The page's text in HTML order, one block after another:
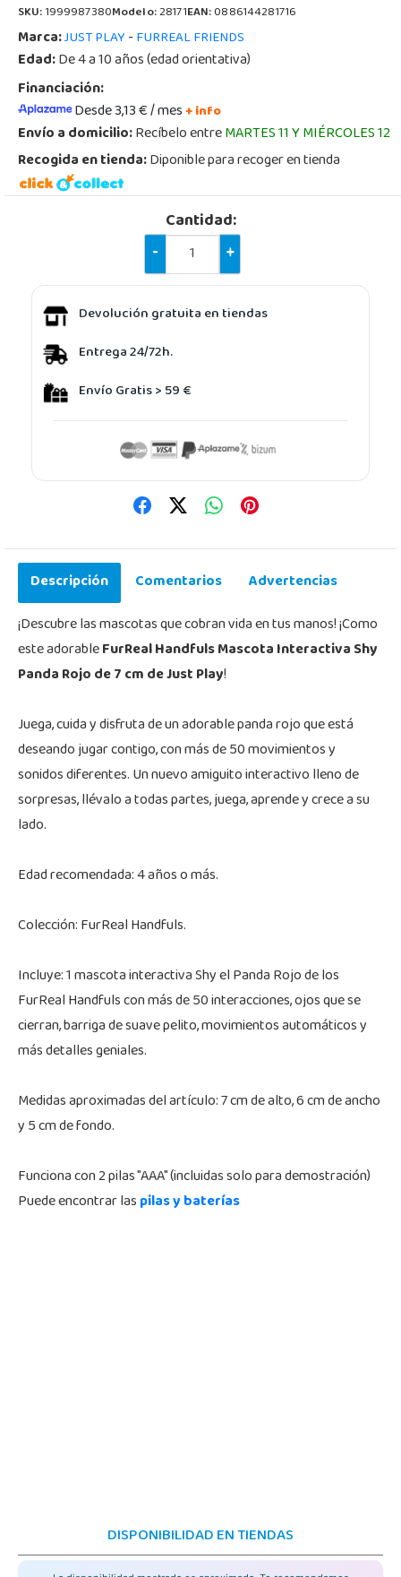
SKU:1999987380Modelo:28171EAN:0886144281716
Marca:JUST PLAY-FURREAL FRIENDS
Edad:De 4 a 10 años (edad orientativa)
Financiación:
Desde 3,13 € / mes+ info
Envío a domicilio:Recíbelo entreMARTES 11 Y MIÉRCOLES 12
Recogida en tienda:Diponible para recoger en tienda
Cantidad:
-
+
Devolución gratuita en tiendas
Entrega 24/72h.
Envío Gratis > 59 €
Descripción Comentarios
Advertencias
¡Descubre las mascotas que cobran vida en tus manos! ¡Como
este adorableFurReal Handfuls Mascota Interactiva Shy
Panda Rojo de 7 cm de Just Play!
Juega, cuida y disfruta de un adorable panda rojo que está
deseando jugar contigo, con más de 50 movimientos y
sonidos diferentes. Un nuevo amiguito interactivo lleno de
sorpresas, llévalo a todas partes, juega, aprende y crece a su
lado.
Edad recomendada: 4 años o más.
Colección: FurReal Handfuls.
Incluye: 1 mascota interactiva Shy el Panda Rojo de los
FurReal Handfuls con más de 50 interacciones, ojos que se
cierran, barriga de suave pelito, movimientos automáticos y
más detalles geniales.
Medidas aproximadas del artículo: 7 cm de alto, 6 cm de ancho
y 5 cm de fondo.
Funciona con 2 pilas "AAA" (incluidas solo para demostración)
Puede encontrar laspilas y baterías
DISPONIBILIDAD EN TIENDAS